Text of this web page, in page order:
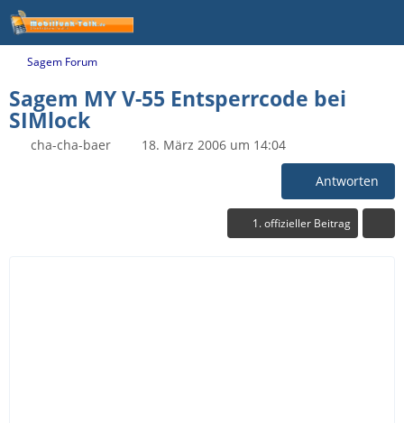
Sagem Forum
Sagem MY V-55 Entsperrcode bei
SIMlock
cha-cha-baer 18. März 2006 um 14:04
Antworten
1. offizieller Beitrag